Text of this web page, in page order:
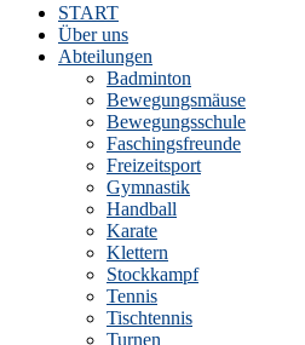
START
Über uns
Abteilungen
Badminton
Bewegungsmäuse
Bewegungsschule
Faschingsfreunde
Freizeitsport
Gymnastik
Handball
Karate
Klettern
Stockkampf
Tennis
Tischtennis
Turnen